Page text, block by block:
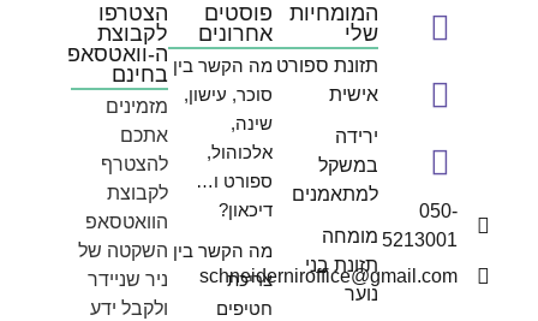
050-
5213001
schneiderniroffice@gmail.com
המומחיות
שלי
תזונת ספורט
אישית
ירידה
במשקל
למתאמנים
מומחה
תזונת בני
נוער
פוסטים
אחרונים
מה הקשר בין
סוכר, עישון,
שינה,
אלכוהול,
ספורט ו…
דיכאון?
מה הקשר בין
צריכת
חטיפים
הצטרפו
לקבוצת
ה-וואטסאפ
בחינם
מזמינים
אתכם
להצטרף
לקבוצת
הוואטסאפ
השקטה של
ניר שניידר
ולקבל ידע